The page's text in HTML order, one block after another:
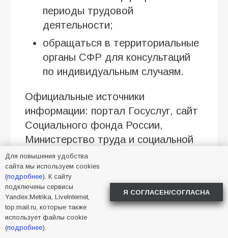
периоды трудовой
деятельности;
обращаться в территориальные
органы СФР для консультаций
по индивидуальным случаям.
Официальные источники
информации: портал Госуслуг, сайт
Социального фонда России,
Министерство труда и социальной
защиты РФ. Доверие к проверенным
данным — единственный способ
корректно спланировать бюджет и
своевременно оформить
положенные выплаты.
Для повышения удобства
сайта мы используем cookies
(подробнее). К сайту
подключены сервисы
Yandex.Metrika, LiveInternet,
top.mail.ru, которые также
использует файлы cookie
(подробнее).
Я СОГЛАСЕН/СОГЛАСНА